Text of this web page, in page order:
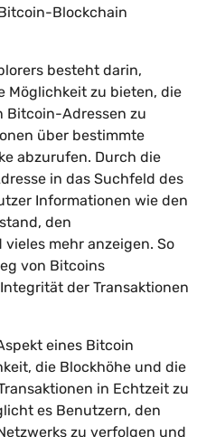
Blockchain
besteht darin,
Möglichkeit zu bieten, die
Bitcoin-Adressen zu
über bestimmte
abzurufen. Durch die
in das Suchfeld des
Informationen wie den
den
mehr anzeigen. So
von Bitcoins
der Transaktionen
eines Bitcoin
die Blockhöhe und die
in Echtzeit zu
es Benutzern, den
zu verfolgen und